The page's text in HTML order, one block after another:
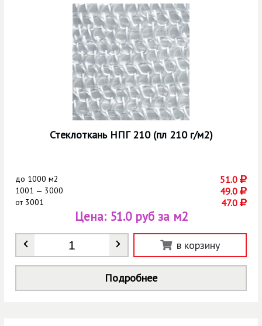
Стеклоткань НПГ 210 (пл 210 г/м2)
до 1000 м2 51.0
1001 — 3000 49.0
от3001 47.0
Количество
Цена: 51.0 руб за м2
в корзину
Подробнее